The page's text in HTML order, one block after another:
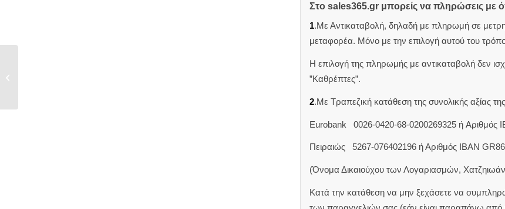
Στο sales365.gr μπορείς να πληρώσεις με
1.Με Αντικαταβολή, δηλαδή με πληρωμή σε
μεταφορέα. Μόνο με την επιλογή αυτού του
Η επιλογή της πληρωμής με αντικαταβολή δεν
”Καθρέπτες”.
2.Με Τραπεζική κατάθεση της συνολικής αξίας
Eurobank 0026-0420-68-0200269325 ή Aριθμός
Πειραιώς 5267-076402196 ή Αριθμός IBAN
(Όνομα Δικαιούχου των Λογαριασμών,
Κατά την κατάθεση να μην ξεχάσετε να